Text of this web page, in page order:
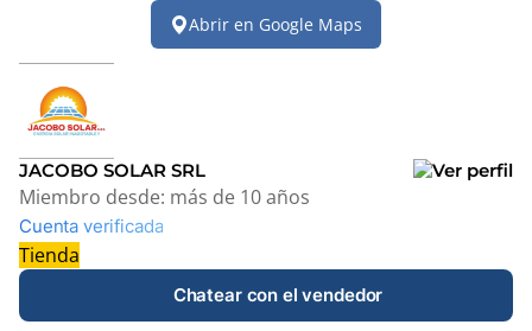
−
Abrir en Google Maps
JACOBO SOLAR SRL
Miembro desde: más de 10 años
Cuenta verificada
Tienda
Chatear con el vendedor